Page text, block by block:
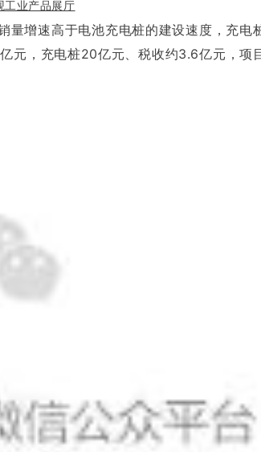
工业产品展厅
增速高于电池充电桩的建设速度，充电
，充电桩20亿元、税收约3.6亿元，项